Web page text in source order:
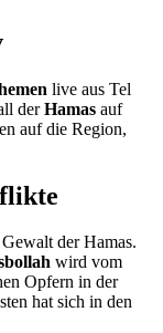
live aus Tel
derHamas auf
auf die Region,
der Hamas.
wird vom
Opfern in der
hat sich in den